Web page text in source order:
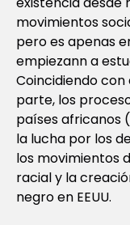
movimientos
pero es apenas
empiezann a
Coincidiendo con
parte, los
países africanos
la lucha por los
los movimientos
racial y la
negro en EEUU.